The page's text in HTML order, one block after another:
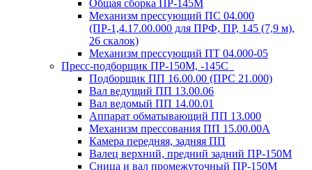
Общая сборка ПР-145М
Механизм прессующий ПС 04.000
(ПР-1,4.17.00.000 для ПРФ, ПР, 145 (7,9 м),
26 скалок)
Механизм прессующий ПТ 04.000-05
Пресс-подборщик ПР-150М, -145С
Подборщик ПП 16.00.00 (ПРС 21.000)
Вал ведущий ПП 13.00.06
Вал ведомый ПП 14.00.01
Аппарат обматывающий ПП 13.000
Механизм прессования ПП 15.00.00А
Камера передняя, задняя ПП
Валец верхний, предний задний ПР-150М
Сница и вал промежуточный ПР-150М